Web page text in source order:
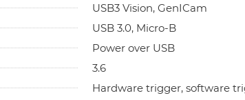
USB3 Vision, GenICam
USB 3.0, Micro-B
Power over USB
3.6
Hardware trigger, software